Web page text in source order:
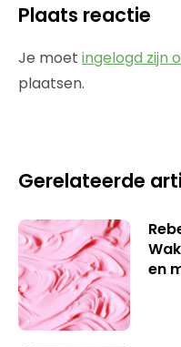
Plaats reactie
Je moet ingelogd zijn
plaatsen.
Gerelateerde
en